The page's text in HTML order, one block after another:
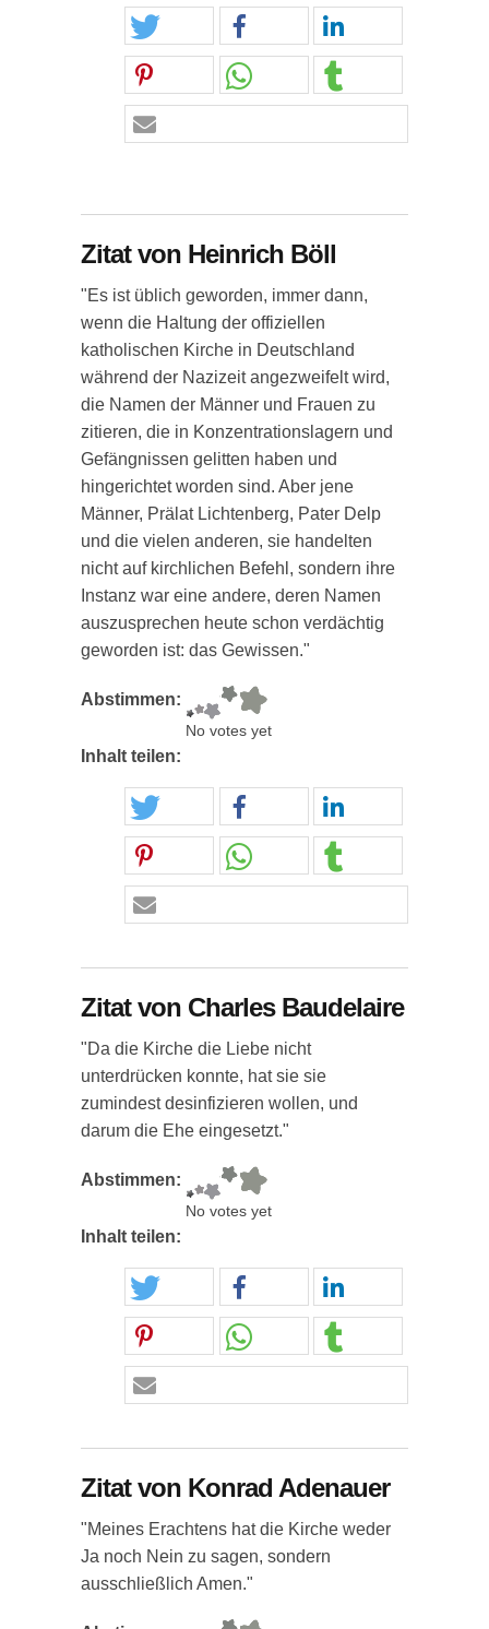
Zitat von Heinrich Böll
"Es ist üblich geworden, immer dann,
wenn die Haltung der offiziellen
katholischen Kirche in Deutschland
während der Nazizeit angezweifelt wird,
die Namen der Männer und Frauen zu
zitieren, die in Konzentrationslagern und
Gefängnissen gelitten haben und
hingerichtet worden sind. Aber jene
Männer, Prälat Lichtenberg, Pater Delp
und die vielen anderen, sie handelten
nicht auf kirchlichen Befehl, sondern ihre
Instanz war eine andere, deren Namen
auszusprechen heute schon verdächtig
geworden ist: das Gewissen."
Abstimmen:
No votes yet
Inhalt teilen:
Zitat von Charles Baudelaire
"Da die Kirche die Liebe nicht
unterdrücken konnte, hat sie sie
zumindest desinfizieren wollen, und
darum die Ehe eingesetzt."
Abstimmen:
No votes yet
Inhalt teilen:
Zitat von Konrad Adenauer
"Meines Erachtens hat die Kirche weder
Ja noch Nein zu sagen, sondern
ausschließlich Amen."